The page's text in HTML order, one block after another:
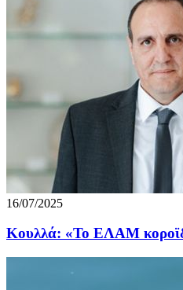
16/07/2025
Κουλλά: «Το ΕΛΑΜ